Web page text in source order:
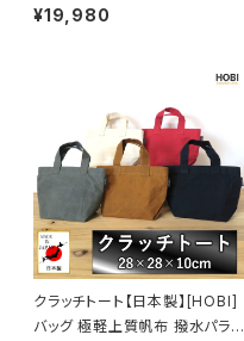
【日本製】[HOBI] 上質帆布(粗
ロールテーブルM3713装着可
能 ミリタリー アンモボックス ツ
ール コンテナ ギア収納 軽量 鞄
かばん キャンプ 【MADE IN JA
¥19,980
クラッチトート【日本製】[HOBI]
バッグ 極軽上質帆布 撥水パラフ